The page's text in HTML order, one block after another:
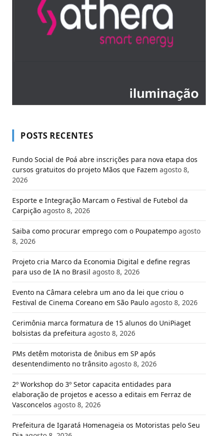
POSTS RECENTES
Fundo Social de Poá abre inscrições para nova etapa dos
cursos gratuitos do projeto Mãos que Fazem agosto 8,
2026
Esporte e Integração Marcam o Festival de Futebol da
Carpição agosto 8, 2026
Saiba como procurar emprego com o Poupatempo agosto
8, 2026
Projeto cria Marco da Economia Digital e define regras
para uso de IA no Brasil agosto 8, 2026
Evento na Câmara celebra um ano da lei que criou o
Festival de Cinema Coreano em São Paulo agosto 8, 2026
Cerimônia marca formatura de 15 alunos do UniPiaget
bolsistas da prefeitura agosto 8, 2026
PMs detêm motorista de ônibus em SP após
desentendimento no trânsito agosto 8, 2026
2º Workshop do 3º Setor capacita entidades para
elaboração de projetos e acesso a editais em Ferraz de
Vasconcelos agosto 8, 2026
Prefeitura de Igaratá Homenageia os Motoristas pelo Seu